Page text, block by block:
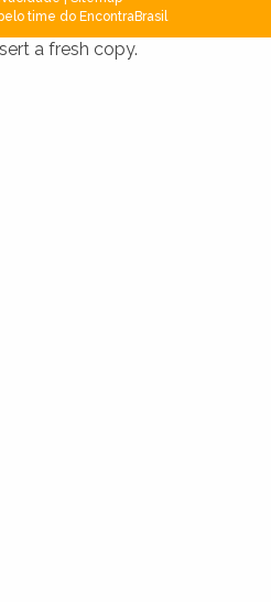
time do EncontraBrasil
a fresh copy.